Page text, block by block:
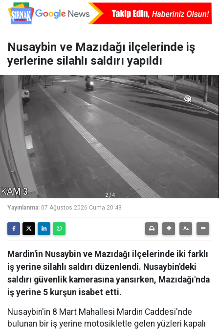
Nusaybin ve Mazıdağı ilçelerinde iş
yerlerine silahlı saldırı yapıldı
Yayınlanma: 07 Ağustos 2026 Cuma 20:43
Mardin'in Nusaybin ve Mazıdağı ilçelerinde iki farklı
iş yerine silahlı saldırı düzenlendi. Nusaybin'deki
saldırı güvenlik kamerasına yansırken, Mazıdağı'nda
iş yerine 5 kurşun isabet etti.
Nusaybin'in 8 Mart Mahallesi Mardin Caddesi'nde
bulunan bir iş yerine motosikletle gelen yüzleri kapalı